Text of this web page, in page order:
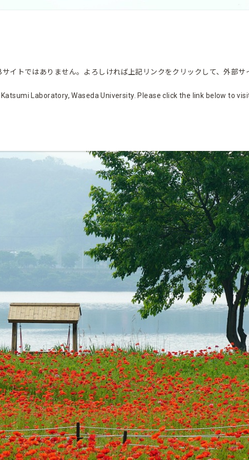
イトではありません。よろしければ上記リンクをクリックして、外部サ
Laboratory, Waseda University. Please click the link below to